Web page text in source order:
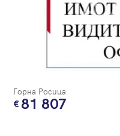
Горна Росица
81 807